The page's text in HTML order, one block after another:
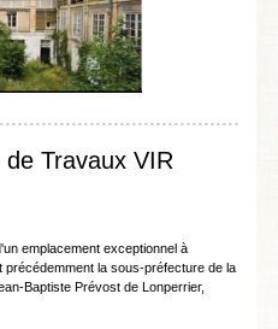
Travaux VIR
emplacement exceptionnel à
précédemment la sous-préfecture de la
Baptiste Prévost de Lonperrier,